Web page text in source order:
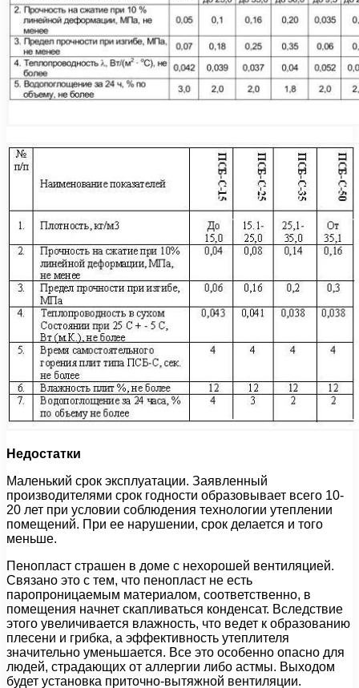
Недостатки
Маленький срок эксплуатации. Заявленный
производителями срок годности образовывает всего 10-
20 лет при условии соблюдения технологии утеплении
помещений. При ее нарушении, срок делается и того
меньше.
Пенопласт страшен в доме с нехорошей вентиляцией.
Связано это с тем, что пенопласт не есть
паропроницаемым материалом, соответственно, в
помещения начнет скапливаться конденсат. Вследствие
этого увеличивается влажность, что ведет к образованию
плесени и грибка, а эффективность утеплителя
значительно уменьшается. Все это особенно опасно для
людей, страдающих от аллергии либо астмы. Выходом
будет установка приточно-вытяжной вентиляции.